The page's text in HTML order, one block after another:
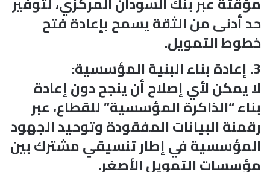
حد أدنى من الثقة يسمح بإعادة فتح
خطوط التمويل.
3. إعادة بناء البنية المؤسسية:
لا يمكن لأي إصلاح أن ينجح دون إعادة
بناء “الذاكرة المؤسسية” للقطاع، عبر
رقمنة البيانات المفقودة وتوحيد الجهود
المؤسسية في إطار تنسيقي مشترك بين
مؤسسات التمويل الأصغر.